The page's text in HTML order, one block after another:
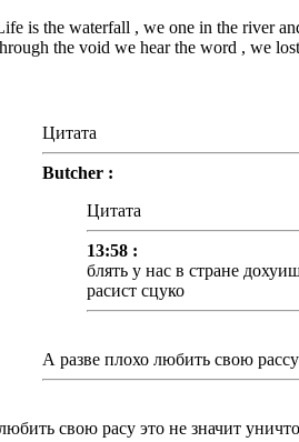
is the waterfall , we one in the river
the void we hear the word , we
Цитата
Butcher :
Цитата
13:58 :
блять у нас в стране
расист сцуко
А разве плохо любить свою
свою расу это не значит